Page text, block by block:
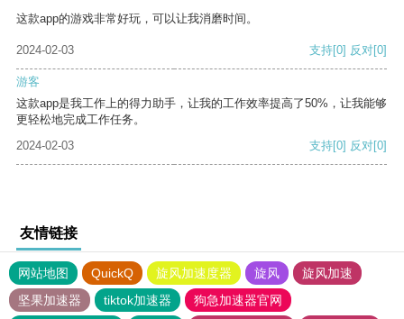
这款app的游戏非常好玩，可以让我消磨时间。
2024-02-03 支持[0] 反对[0]
游客
这款app是我工作上的得力助手，让我的工作效率提高了50%，让我能够
更轻松地完成工作任务。
2024-02-03
支持[0] 反对[0]
友情链接
网站地图 QuickQ 旋风加速度器 旋风
旋风加速
坚果加速器
tiktok加速器
狗急加速器官网